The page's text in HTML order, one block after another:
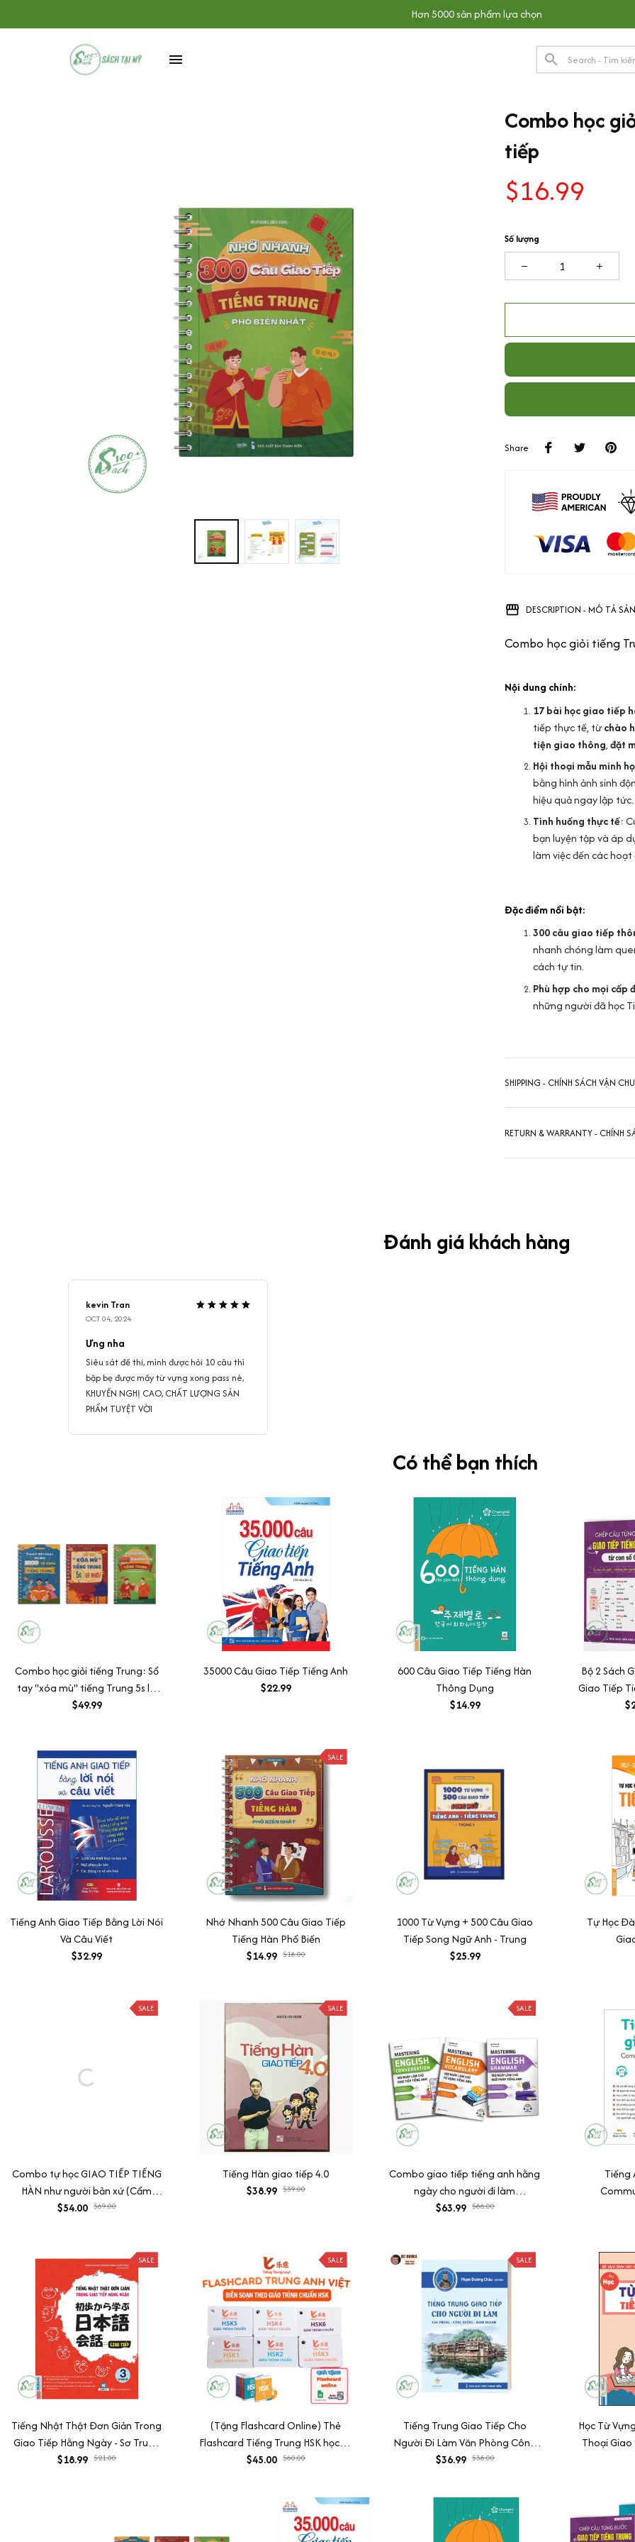
Hơn 5000 sản phẩm lựa chọn
Combo học
tiếp
$16.99
Số lượng
Share
DESCRIPTION - MÔ TẢ
Combo học giỏi tiếng
Nội dung chính:
17 bài học giao tiếp
tiếp thực tế, từchào
tiện giao thông,đặt
Hội thoại mẫu minh
bằng hình ảnh sinh
hiệu quả ngay lập tức.
Tình huống thực tế:
bạn luyện tập và áp
làm việc đến các
Đặc điểm nổi bật:
300 câu giao tiếp
nhanh chóng làm
cách tự tin.
Phù hợp cho mọi cấp
những người đã học
SHIPPING - CHÍNH SÁCH VẬN
RETURN & WARRANTY - CHÍNH
Đánh giá khách hàng
kevin Tran
OCT 04, 2024
Ưng nha
Siêu sát đề thi, mình được hỏi 10 câu thì
bập bẹ được mấy từ vựng xong pass nè,
KHUYẾN NGHỊ CAO, CHẤT LƯỢNG SẢN
PHẨM TUYỆT VỜI
Có thể bạn thích
Combo học giỏi tiếng Trung: Sổ
tay "xóa mù" tiếng Trung 5s là
nhớ, 1000 từ vựng tiếng Trung,
$49.99
35000 Câu Giao Tiếp Tiếng Anh
$22.99
600 Câu Giao Tiếp Tiếng Hàn
Thông Dụng
$14.99
Bộ 2 Sách
Giao Tiếp
Tiếng Anh Giao Tiếp Bằng Lời Nói
Và Câu Viết
$32.99
SALE
Nhớ Nhanh 500 Câu Giao Tiếp
Tiếng Hàn Phổ Biến
$14.99 $18.00
1000 Từ Vựng + 500 Câu Giao
Tiếp Song Ngữ Anh - Trung
$25.99
Tự Học
SALE
Combo tự học GIAO TIẾP TIẾNG
HÀN như người bản xứ (Cẩm
nang 1300 câu giao tiếp tiếng
pháp tiếng Hàn bỏ túi)
$54.00 $69.00
SALE
Tiếng Hàn giao tiếp 4.0
$38.99 $39.00
SALE
Combo giao tiếp tiếng anh hằng
ngày cho người đi làm
(Mastering English Từ vựng +
$63.99 $86.00
Tiếng
SALE
Tiếng Nhật Thật Đơn Giản Trong
Giao Tiếp Hằng Ngày - Sơ Trung
Cấp 3
$18.99 $21.00
SALE
(Tặng Flashcard Online) Thẻ
Flashcard Tiếng Trung HSK học từ
vựng Trung Anh Việt Tiếng Trung
$45.00 $60.00
SALE
Tiếng Trung Giao Tiếp Cho
Người Đi Làm Văn Phòng Công
Xưởng Kinh Doanh
$36.99 $38.00
Học Từ
Thoại Giao